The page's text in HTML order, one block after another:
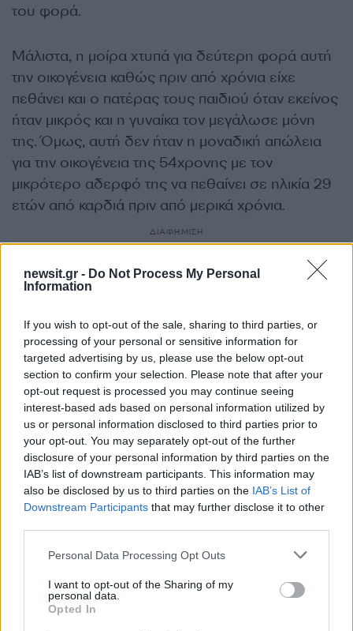
newsit.gr - Do Not Process My Personal
Information
If you wish to opt-out of the sale, sharing to third parties, or
processing of your personal or sensitive information for
targeted advertising by us, please use the below opt-out
section to confirm your selection. Please note that after your
opt-out request is processed you may continue seeing
interest-based ads based on personal information utilized by
us or personal information disclosed to third parties prior to
your opt-out. You may separately opt-out of the further
disclosure of your personal information by third parties on the
IAB’s list of downstream participants. This information may
also be disclosed by us to third parties on the IAB’s List of
Downstream Participants that may further disclose it to other
Please note that this website/app uses one or more Google
not limited to your visit or usage behaviour. You may click to
grant or deny consent to Google and its third-party tags to
use your data for below specified purposes in below Google
Personal Data Processing Opt Outs
I want to opt-out of the Sharing of my
personal data.
Opted In
του φορά.
Μάλιστα, η μοίρα χτυπά για δεύτερη φορά αυτή
την οικογένεια καθώς πριν από χρόνια είχε
πεθάνει και ο πατέρας τους παιδιού όταν εκείνος
ήταν μικρός και η γυναίκα τον μεγάλωσε μόνη
της. Όμως, αυτή δεν ήταν η μοναδική απώλεια
για την οικογένεια της 54χρονης με τον
μικρότερο αδερφό της να πεθαίνει σε ηλικία 29
ετών από καρδιά πριν από μερικά χρόνια.
ΔΙΑΦΗΜΙΣΗ
Αν τα χάσατε